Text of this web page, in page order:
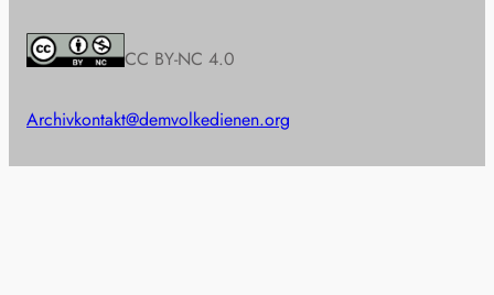
CC BY-NC 4.0
Archivkontakt@demvolkedienen.org